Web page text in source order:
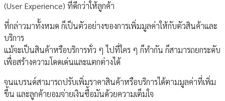
(User Experience) ที่ดีกว่าให้ลูกค้า
ที่กล่าวมาทั้งหมด ก็เป็นตัวอย่างของการเพิ่มมูลค่าให้กับตัวสินค้าและ
บริการ
แม้จะเป็นสินค้าหรือบริการทั่ว ๆ ไปที่ใคร ๆ ก็ทำกัน ก็สามารถยกระดับ
เพื่อสร้างความโดดเด่นและแตกต่างได้
จนแบรนด์สามารถปรับเพิ่มราคาสินค้าหรือบริการได้ตามมูลค่าที่เพิ่ม
ขึ้น และลูกค้ายอมจ่ายเงินซื้อมันด้วยความเต็มใจ